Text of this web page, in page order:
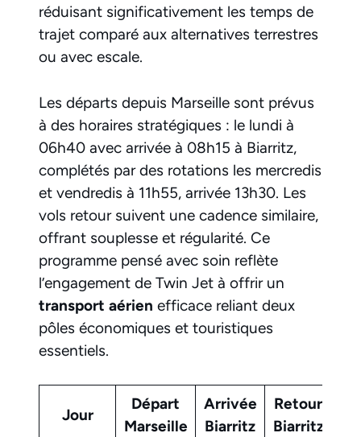
réduisant significativement les temps de
trajet comparé aux alternatives terrestres
ou avec escale.
Les départs depuis Marseille sont prévus
à des horaires stratégiques : le lundi à
06h40 avec arrivée à 08h15 à Biarritz,
complétés par des rotations les mercredis
et vendredis à 11h55, arrivée 13h30. Les
vols retour suivent une cadence similaire,
offrant souplesse et régularité. Ce
programme pensé avec soin reflète
l’engagement de Twin Jet à offrir un
transport aérien efficace reliant deux
pôles économiques et touristiques
essentiels.
Jour
Départ
Marseille
Arrivée
Biarritz
Retour
Biarritz